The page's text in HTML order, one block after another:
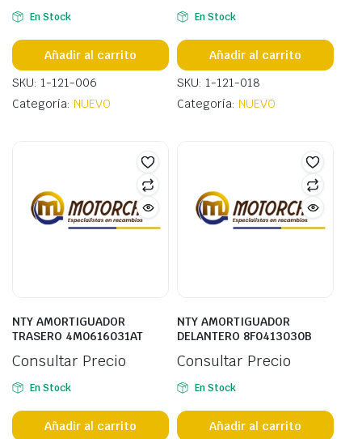
En Stock
Añadir al carrito
SKU: 1-121-006
Categoría: NUEVO
En Stock
Añadir al carrito
SKU: 1-121-018
Categoría: NUEVO
NTY AMORTIGUADOR
TRASERO 4M0616031AT
Consultar Precio
En Stock
Añadir al carrito
NTY AMORTIGUADOR
DELANTERO 8F0413030B
Consultar Precio
En Stock
Añadir al carrito